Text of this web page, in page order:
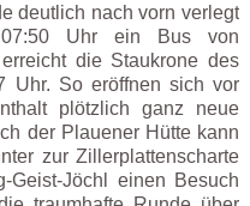
deutlich nach vorn verlegt
Uhr ein Bus von
die Staukrone des
Uhr. So eröffnen sich vor
plötzlich ganz neue
der Plauener Hütte kann
zur Zillerplattenscharte
Geist-Jöchl einen Besuch